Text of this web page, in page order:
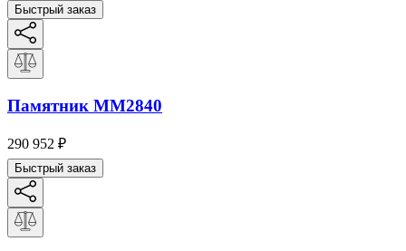
Быстрый заказ
Памятник ММ2840
290 952 ₽
Быстрый заказ